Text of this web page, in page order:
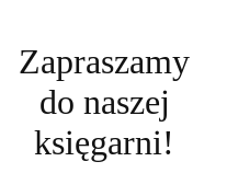
Zapraszamy
do naszej
księgarni!